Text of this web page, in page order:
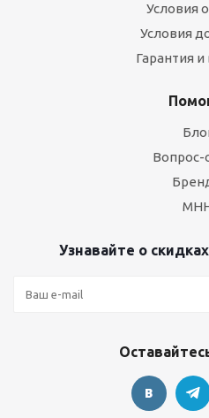
Условия
Условия
Гарантия и
Вопрос-
Узнавайте о